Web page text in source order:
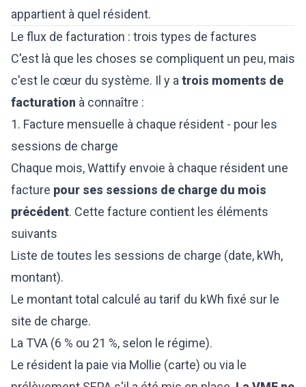
appartient à quel résident.
Le flux de facturation : trois types de factures
C'est là que les choses se compliquent un peu, mais
c'est le cœur du système. Il y a trois moments de
facturation à connaître :
1. Facture mensuelle à chaque résident - pour les
sessions de charge
Chaque mois, Wattify envoie à chaque résident une
facture pour ses sessions de charge du mois
précédent. Cette facture contient les éléments
suivants
Liste de toutes les sessions de charge (date, kWh,
montant).
Le montant total calculé au tarif du kWh fixé sur le
site de charge.
La TVA (6 % ou 21 %, selon le régime).
Le résident la paie via Mollie (carte) ou via le